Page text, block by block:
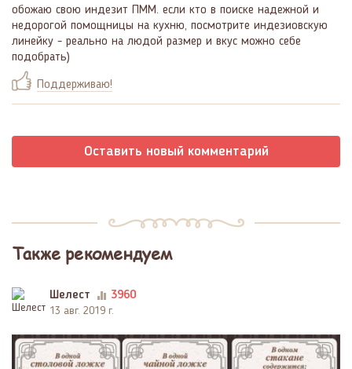
обожаю свою индезит ПММ. если кто в поиске надежной и
недорогой помощницы на кухню, посмотрите индезиовскую
линейку - реально на людой размер и вкус можно себе
подобрать)
Поддерживаю!
Оставить новый комментарий
Также рекомендуем
Шелест 3960
13 авг. 2019 г.